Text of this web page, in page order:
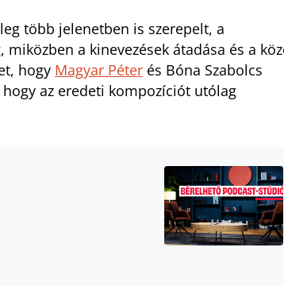
több jelenetben is szerepelt, a
a kinevezések átadása és a
hogy Magyar Péter és Bóna Szabolcs
az eredeti kompozíciót utólag